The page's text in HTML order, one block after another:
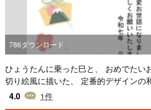
786ダウンロード
ひょうたんに乗った巳と、 おめでたい
切り絵風に描いた、 定番的デザインの
地色が白のインク節約タイプです。 Word形式なので、住所
4.0 1件